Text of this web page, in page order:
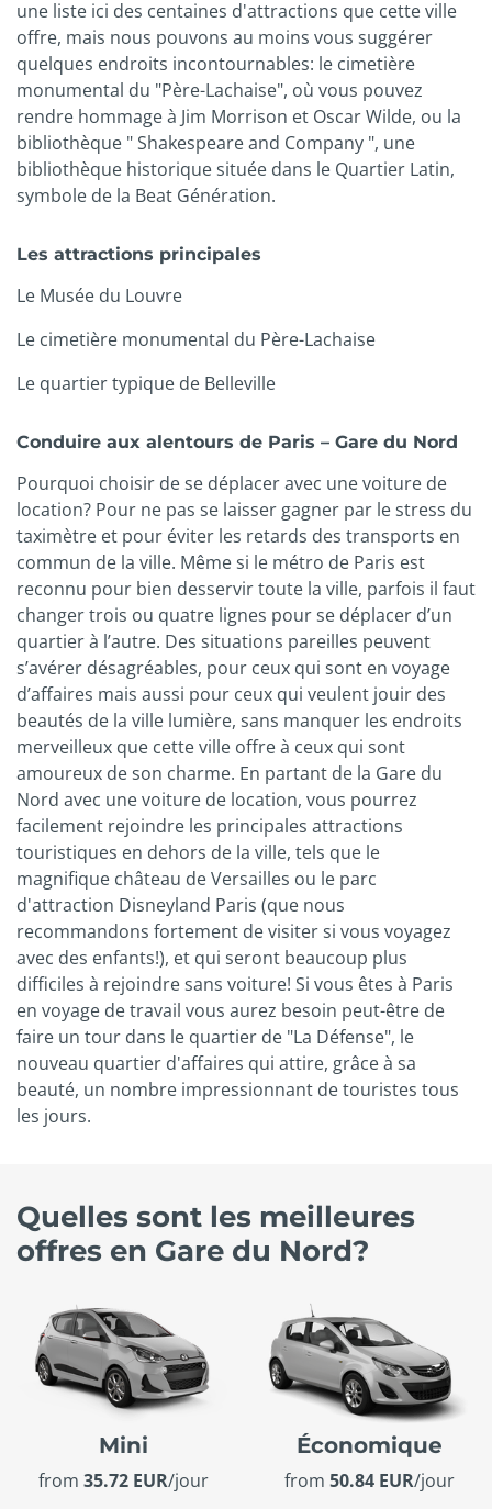
une liste ici des centaines d'attractions que cette ville
offre, mais nous pouvons au moins vous suggérer
quelques endroits incontournables: le cimetière
monumental du "Père-Lachaise", où vous pouvez
rendre hommage à Jim Morrison et Oscar Wilde, ou la
bibliothèque " Shakespeare and Company ", une
bibliothèque historique située dans le Quartier Latin,
symbole de la Beat Génération.
Les attractions principales
Le Musée du Louvre
Le cimetière monumental du Père-Lachaise
Le quartier typique de Belleville
Conduire aux alentours de Paris – Gare du Nord
Pourquoi choisir de se déplacer avec une voiture de
location? Pour ne pas se laisser gagner par le stress du
taximètre et pour éviter les retards des transports en
commun de la ville. Même si le métro de Paris est
reconnu pour bien desservir toute la ville, parfois il faut
changer trois ou quatre lignes pour se déplacer d’un
quartier à l’autre. Des situations pareilles peuvent
s’avérer désagréables, pour ceux qui sont en voyage
d’affaires mais aussi pour ceux qui veulent jouir des
beautés de la ville lumière, sans manquer les endroits
merveilleux que cette ville offre à ceux qui sont
amoureux de son charme. En partant de la Gare du
Nord avec une voiture de location, vous pourrez
facilement rejoindre les principales attractions
touristiques en dehors de la ville, tels que le
magnifique château de Versailles ou le parc
d'attraction Disneyland Paris (que nous
recommandons fortement de visiter si vous voyagez
avec des enfants!), et qui seront beaucoup plus
difficiles à rejoindre sans voiture! Si vous êtes à Paris
en voyage de travail vous aurez besoin peut-être de
faire un tour dans le quartier de "La Défense", le
nouveau quartier d'affaires qui attire, grâce à sa
beauté, un nombre impressionnant de touristes tous
les jours.
Quelles sont les meilleures
offres en Gare du Nord?
Mini
from 35.72 EUR/jour
Économique
from 50.84 EUR/jour